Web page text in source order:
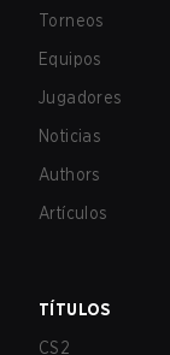
Torneos
Equipos
Jugadores
Noticias
Authors
Artículos
TÍTULOS
CS2